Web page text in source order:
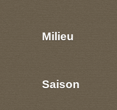
Milieu
Saison